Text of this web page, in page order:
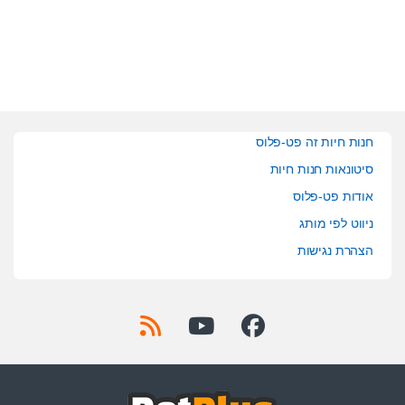
חנות חיות זה פט-פלוס
סיטונאות חנות חיות
אודות פט-פלוס
ניווט לפי מותג
הצהרת נגישות